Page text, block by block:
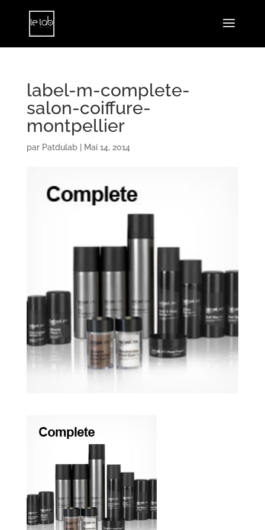
label-m-complete-
salon-coiffure-
montpellier
par Patdulab| Mai 14, 2014